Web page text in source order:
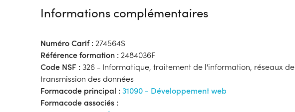
Restauration :
Pas de restauration
Transport :Pas de transport
Informations complémentaires
Numéro Carif : 274564S
Référence formation : 2484036F
Code NSF : 326 - Informatique, traitement de l'information, réseaux de
transmission des données
Formacode principal : 31090 - Développement web
Formacode associés :